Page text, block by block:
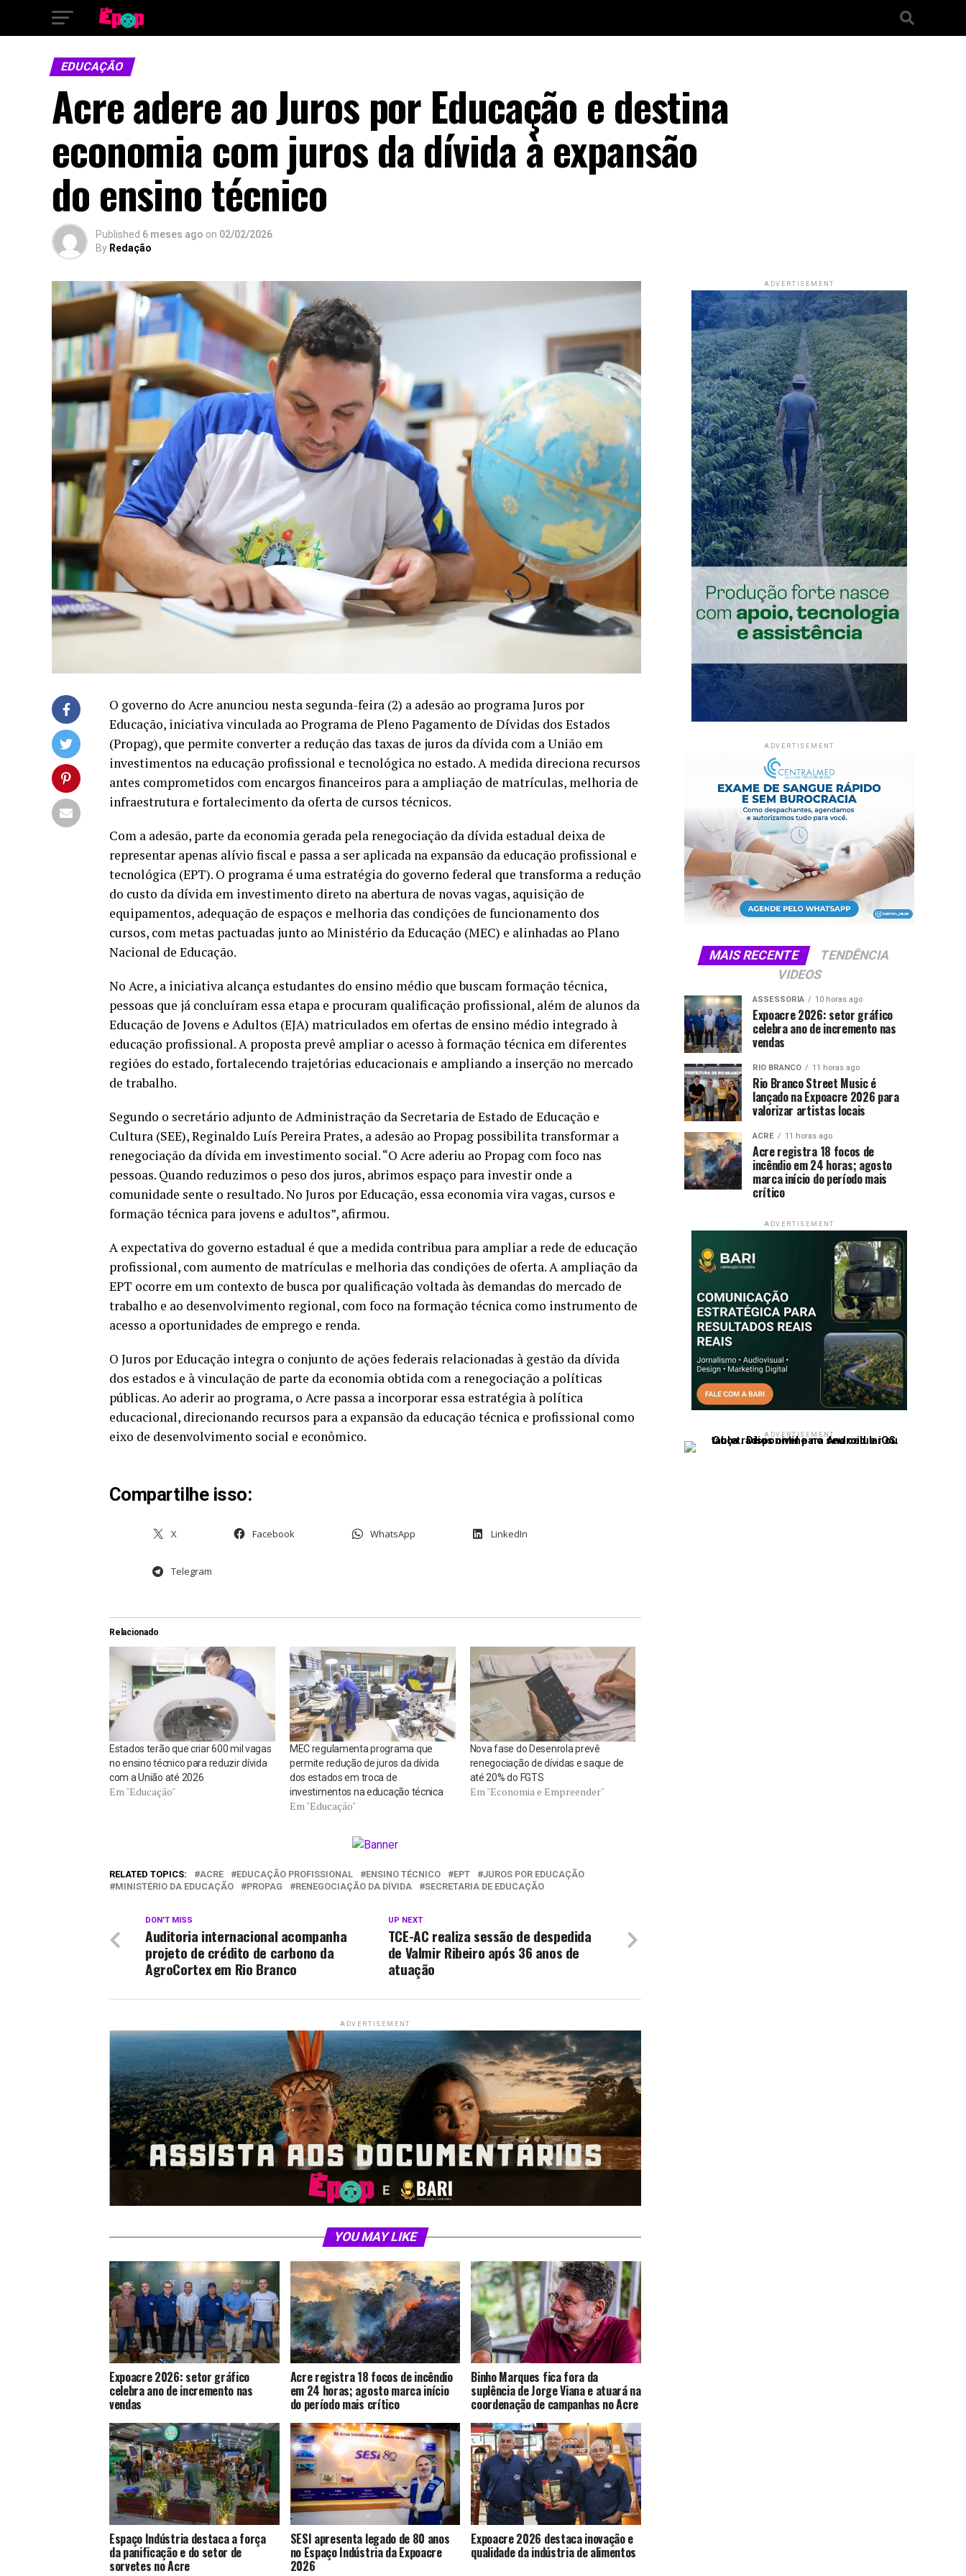
EDUCAÇÃO
Acre adere ao Juros por Educação e destina
economia com juros da dívida à expansão
do ensino técnico
Published 6 meses ago on 02/02/2026
By Redação
O governo do Acre anunciou nesta segunda-feira (2) a adesão ao programa Juros por
Educação, iniciativa vinculada ao Programa de Pleno Pagamento de Dívidas dos Estados
(Propag), que permite converter a redução das taxas de juros da dívida com a União em
investimentos na educação profissional e tecnológica no estado. A medida direciona recursos
antes comprometidos com encargos financeiros para a ampliação de matrículas, melhoria de
infraestrutura e fortalecimento da oferta de cursos técnicos.
Com a adesão, parte da economia gerada pela renegociação da dívida estadual deixa de
representar apenas alívio fiscal e passa a ser aplicada na expansão da educação profissional e
tecnológica (EPT). O programa é uma estratégia do governo federal que transforma a redução
do custo da dívida em investimento direto na abertura de novas vagas, aquisição de
equipamentos, adequação de espaços e melhoria das condições de funcionamento dos
cursos, com metas pactuadas junto ao Ministério da Educação (MEC) e alinhadas ao Plano
Nacional de Educação.
No Acre, a iniciativa alcança estudantes do ensino médio que buscam formação técnica,
pessoas que já concluíram essa etapa e procuram qualificação profissional, além de alunos da
Educação de Jovens e Adultos (EJA) matriculados em ofertas de ensino médio integrado à
educação profissional. A proposta prevê ampliar o acesso à formação técnica em diferentes
regiões do estado, fortalecendo trajetórias educacionais e ampliando a inserção no mercado
de trabalho.
Segundo o secretário adjunto de Administração da Secretaria de Estado de Educação e
Cultura (SEE), Reginaldo Luís Pereira Prates, a adesão ao Propag possibilita transformar a
renegociação da dívida em investimento social. “O Acre aderiu ao Propag com foco nas
pessoas. Quando reduzimos o peso dos juros, abrimos espaço para investir onde a
comunidade sente o resultado. No Juros por Educação, essa economia vira vagas, cursos e
formação técnica para jovens e adultos”, afirmou.
A expectativa do governo estadual é que a medida contribua para ampliar a rede de educação
profissional, com aumento de matrículas e melhoria das condições de oferta. A ampliação da
EPT ocorre em um contexto de busca por qualificação voltada às demandas do mercado de
trabalho e ao desenvolvimento regional, com foco na formação técnica como instrumento de
acesso a oportunidades de emprego e renda.
O Juros por Educação integra o conjunto de ações federais relacionadas à gestão da dívida
dos estados e à vinculação de parte da economia obtida com a renegociação a políticas
públicas. Ao aderir ao programa, o Acre passa a incorporar essa estratégia à política
educacional, direcionando recursos para a expansão da educação técnica e profissional como
eixo de desenvolvimento social e econômico.
Compartilhe isso:
X Facebook WhatsApp LinkedIn
Telegram
Relacionado
Estados terão que criar 600 mil vagas
no ensino técnico para reduzir dívida
com a União até 2026
Em "Educação"
MEC regulamenta programa que
permite redução de juros da dívida
dos estados em troca de
investimentos na educação técnica
Em "Educação"
Nova fase do Desenrola prevê
renegociação de dívidas e saque de
até 20% do FGTS
Em "Economia e Empreender"
RELATED TOPICS: ACRE EDUCAÇÃO PROFISSIONAL ENSINO TÉCNICO EPT
JUROS POR EDUCAÇÃO
MINISTÉRIO DA EDUCAÇÃO
PROPAG RENEGOCIAÇÃO DA DÍVIDA SECRETARIA DE EDUCAÇÃO
UP NEXT
TCE-AC realiza sessão de despedida
de Valmir Ribeiro após 36 anos de
atuação
DON'T MISS
Auditoria internacional acompanha
projeto de crédito de carbono da
AgroCortex em Rio Branco
ADVERTISEMENT
YOU MAY LIKE
Expoacre 2026: setor gráfico
celebra ano de incremento nas
vendas
Acre registra 18 focos de incêndio
em 24 horas; agosto marca início
do período mais crítico
Binho Marques fica fora da
suplência de Jorge Viana e atuará na
coordenação de campanhas no Acre
Espaço Indústria destaca a força
da panificação e do setor de
sorvetes no Acre
SESI apresenta legado de 80 anos
no Espaço Indústria da Expoacre
2026
Expoacre 2026 destaca inovação e
qualidade da indústria de alimentos
ADVERTISEMENT
ADVERTISEMENT
MAIS RECENTE
TENDÊNCIA
VIDEOS
ASSESSORIA 10 horas ago
Expoacre 2026: setor gráfico
celebra ano de incremento nas
vendas
RIO BRANCO 11 horas ago
Rio Branco Street Music é
lançado na Expoacre 2026 para
valorizar artistas locais
ACRE 11 horas ago
Acre registra 18 focos de
incêndio em 24 horas; agosto
marca início do período mais
crítico
ADVERTISEMENT
ADVERTISEMENT